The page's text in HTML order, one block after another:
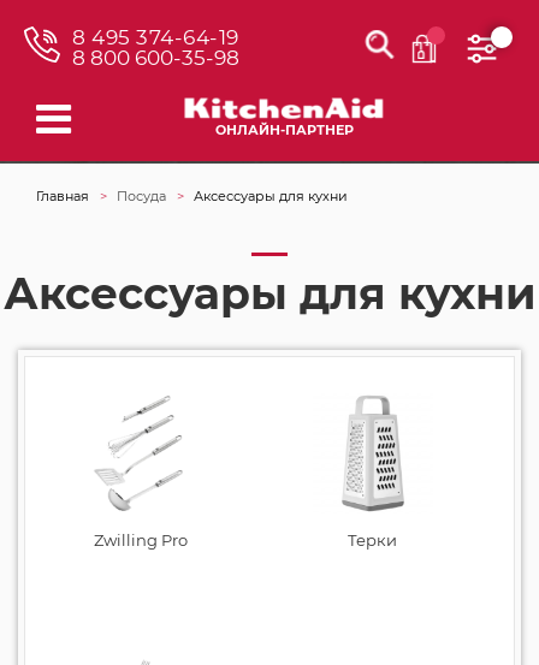
8 495 374-64-19
8 800 600-35-98
ОНЛАЙН-ПАРТНЕР
Главная Посуда Аксессуары для кухни
Аксессуары для кухни
Zwilling Pro Терки